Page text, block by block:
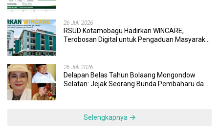
26 Juli 2026
RSUD Kotamobagu Hadirkan WINCARE,
Terobosan Digital untuk Pengaduan Masyarakat
26 Juli 2026
Delapan Belas Tahun Bolaang Mongondow
Selatan: Jejak Seorang Bunda Pembaharu dan
Selengkapnya